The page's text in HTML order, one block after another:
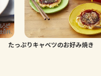
たっぷりキャベツのお好み焼き